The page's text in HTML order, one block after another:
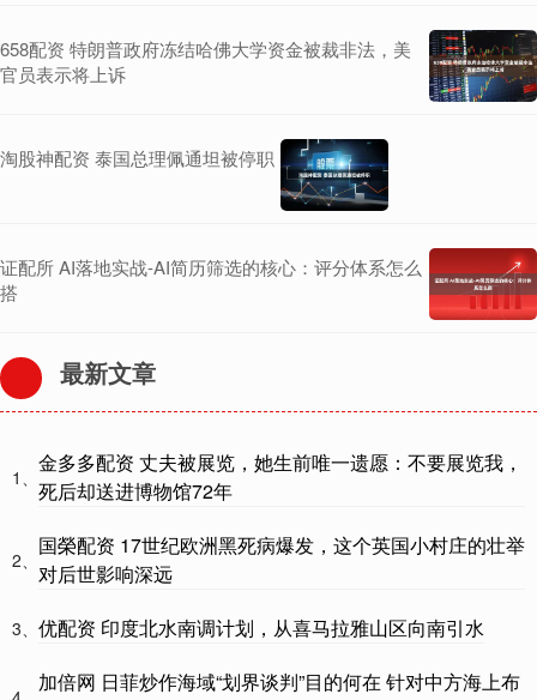
658配资 特朗普政府冻结哈佛大学资金被裁非法，美
官员表示将上诉
淘股神配资 泰国总理佩通坦被停职
证配所 AI落地实战-AI简历筛选的核心：评分体系怎么
搭
最新文章
1、
金多多配资 丈夫被展览，她生前唯一遗愿：不要展览我，
死后却送进博物馆72年
2、
国榮配资 17世纪欧洲黑死病爆发，这个英国小村庄的壮举
对后世影响深远
3、 优配资 印度北水南调计划，从喜马拉雅山区向南引水
加倍网 日菲炒作海域“划界谈判”目的何在 针对中方海上布